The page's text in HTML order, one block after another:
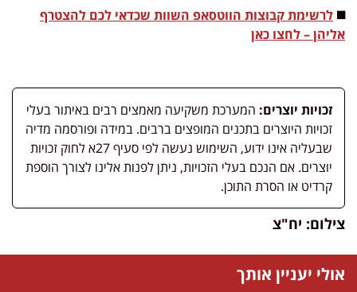
◼️ לרשימת קבוצות הווטסאפ השוות שכדאי לכם להצטרף
אליהן – לחצו כאן
זכויות יוצרים: המערכת משקיעה מאמצים רבים באיתור בעלי
זכויות היוצרים בתכנים המופצים ברבים. במידה ופורסמה מדיה
שבעליה אינו ידוע, השימוש נעשה לפי סעיף 27א לחוק זכויות
יוצרים. אם הנכם בעלי הזכויות, ניתן לפנות אלינו לצורך הוספת
קרדיט או הסרת התוכן.
צילום: יח"צ
אולי יעניין אותך